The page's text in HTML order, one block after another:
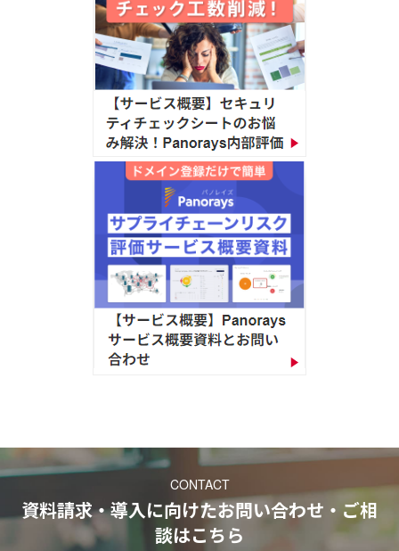
CONTACT
資料請求・導入に向けたお問い合わせ・ご相
談はこちら